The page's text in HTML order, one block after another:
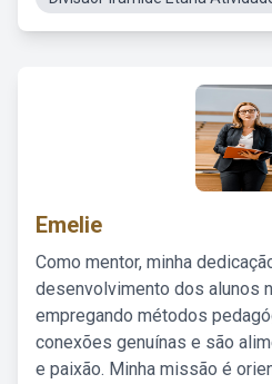
Emelie
Como mentor, minha
desenvolvimento dos alunos
empregando métodos
conexões genuínas e são
e paixão. Minha missão é